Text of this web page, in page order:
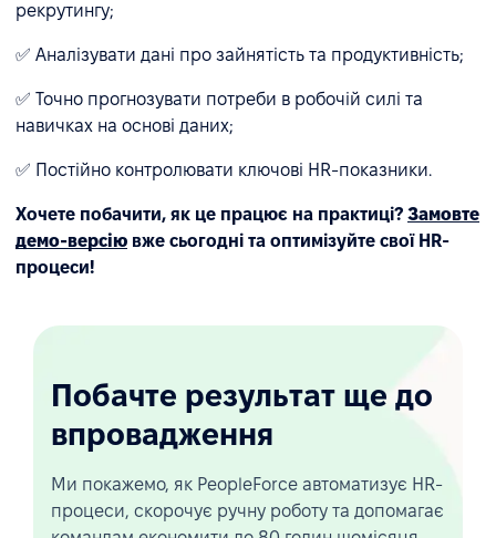
рекрутингу;
✅ Аналізувати дані про зайнятість та продуктивність;
✅ Точно прогнозувати потреби в робочій силі та
навичках на основі даних;
✅ Постійно контролювати ключові HR-показники.
Хочете побачити, як це працює на практиці? Замовте
демо-версію вже сьогодні та оптимізуйте свої HR-
процеси!
Побачте результат ще до
впровадження
Ми покажемо, як PeopleForce автоматизує HR-
процеси, скорочує ручну роботу та допомагає